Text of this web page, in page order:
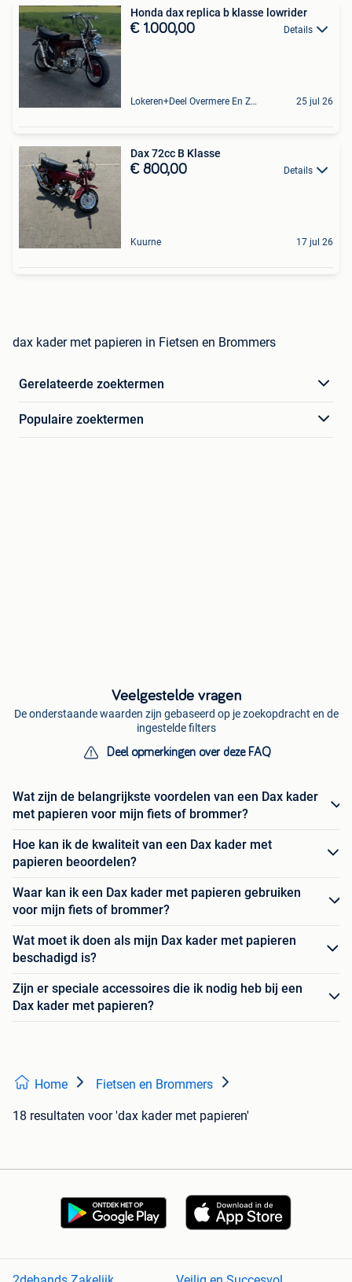
Honda dax replica b klasse lowrider
€ 1.000,00 Details
Lokeren+Deel Overmere En Zele 25 jul 26
Dax 72cc B Klasse
€ 800,00 Details
Kuurne 17 jul 26
dax kader met papieren in Fietsen en Brommers
Gerelateerde zoektermen
Populaire zoektermen
Veelgestelde vragen
De onderstaande waarden zijn gebaseerd op je zoekopdracht en de
ingestelde filters
Deel opmerkingen over deze FAQ
Wat zijn de belangrijkste voordelen van een Dax kader
met papieren voor mijn fiets of brommer?
Hoe kan ik de kwaliteit van een Dax kader met
papieren beoordelen?
Waar kan ik een Dax kader met papieren gebruiken
voor mijn fiets of brommer?
Wat moet ik doen als mijn Dax kader met papieren
beschadigd is?
Zijn er speciale accessoires die ik nodig heb bij een
Dax kader met papieren?
Home Fietsen en Brommers
18 resultaten voor 'dax kader met papieren'